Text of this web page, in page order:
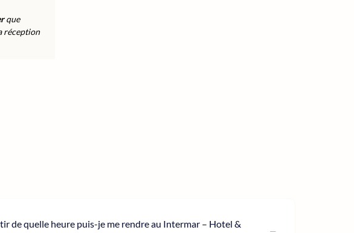
que
réception
de quelle heure puis-je me rendre au Intermar – Hotel &